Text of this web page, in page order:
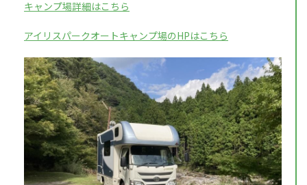
キャンプ場詳細はこちら
アイリスパークオートキャンプ場のHPはこちら